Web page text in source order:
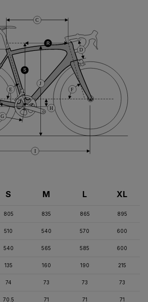
I
D
R
G
C
E
S
H
J
F
S M L XL
805 835 865 895
510 540 570 600
540 565 585 600
135 160 190 215
74 73 73 73
70.5 71 71 71